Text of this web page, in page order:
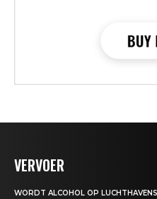
VERVOER
WORDT ALCOHOL OP